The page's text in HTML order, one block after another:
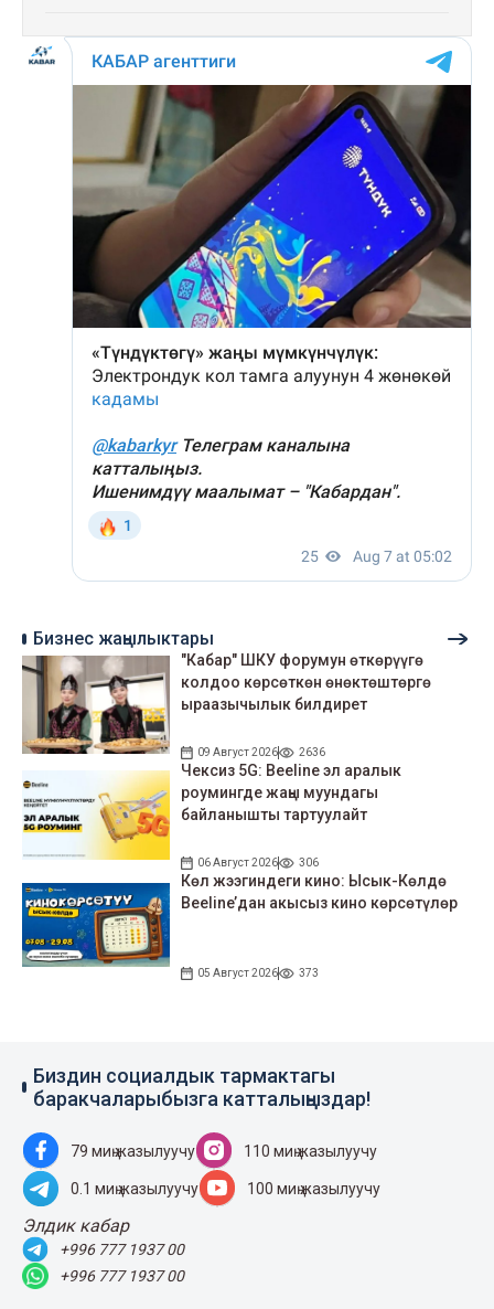
Бизнес жаңылыктары
"Кабар" ШКУ форумун өткөрүүгө
колдоо көрсөткөн өнөктөштөргө
ыраазычылык билдирет
09 Август 2026 2636
Чексиз 5G: Beeline эл аралык
роумингде жаңы муундагы
байланышты тартуулайт
06 Август 2026 306
Көл жээгиндеги кино: Ысык-Көлдө
Beeline’дан акысыз кино көрсөтүлөр
05 Август 2026 373
Биздин социалдык тармактагы
баракчаларыбызга катталыңыздар!
79 миң жазылуучу 110 миң жазылуучу
0.1 миң жазылуучу 100 миң жазылуучу
Элдик кабар
+996 777 1937 00
+996 777 1937 00